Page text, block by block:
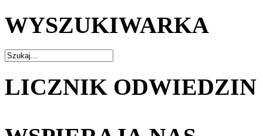
WYSZUKIWARKA
LICZNIK ODWIEDZIN